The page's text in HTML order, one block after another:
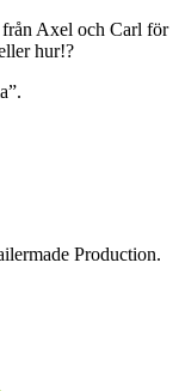
från Axel och Carl för
hur!?
Production.